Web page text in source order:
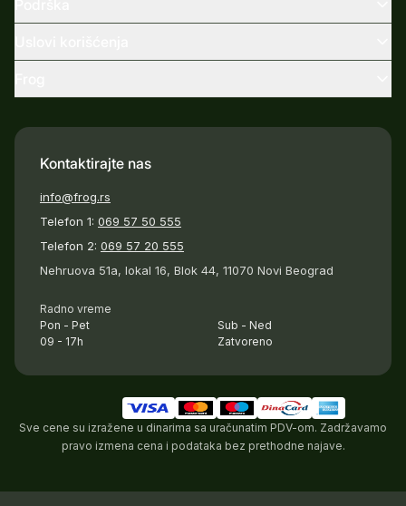
Kontaktirajte nas
info@frog.rs
Telefon 1: 069 57 50 555
Telefon 2: 069 57 20 555
Nehruova 51a, lokal 16, Blok 44, 11070 Novi Beograd
Radno vreme
Pon - Pet
09 - 17h
Sub - Ned
Zatvoreno
Sve cene su izražene u dinarima sa uračunatim PDV-om. Zadržavamo
pravo izmena cena i podataka bez prethodne najave.